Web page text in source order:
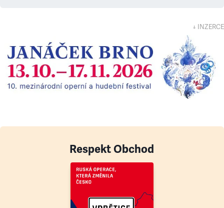
↓ INZERCE
Respekt Obchod